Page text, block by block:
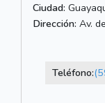
Ciudad:
Dirección: Av.
Teléfono: